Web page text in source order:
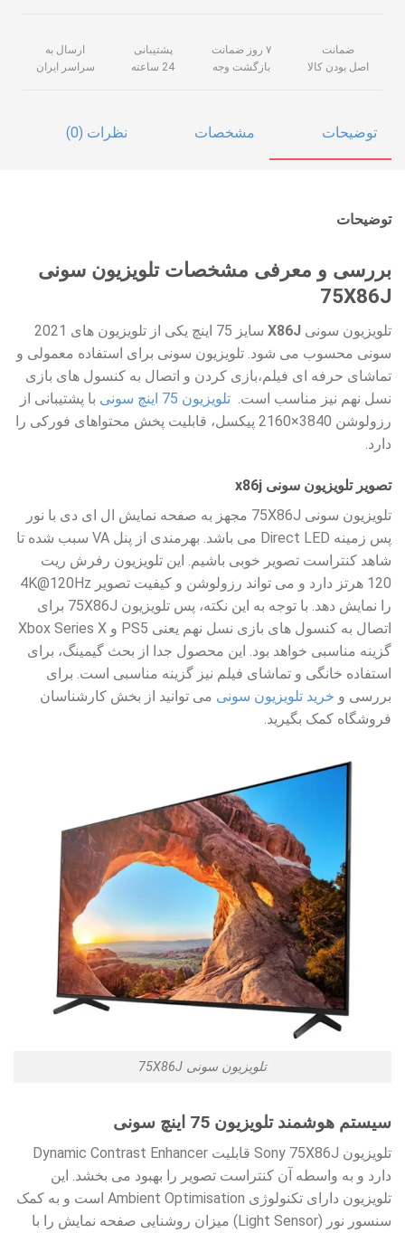
ضمانت
اصل بودن کالا
۷ روز ضمانت
بازگشت وجه
پشتیبانی
24 ساعته
ارسال به
سراسر ایران
توضیحات مشخصات نظرات (0)
توضیحات
بررسی و معرفی مشخصات تلویزیون سونی
75X86J
تلویزیون سونی X86J
سایز 75 اینچ یکی از تلویزیون های 2021
سونی محسوب می شود. تلویزیون سونی برای استفاده معمولی و
تماشای حرفه ای فیلم،بازی کردن و اتصال به کنسول های بازی
نسل نهم نیز مناسب است. تلویزیون 75 اینچ سونی
با پشتیبانی از
رزولوشن 3840×2160 پیکسل، قابلیت پخش محتواهای فورکی را
دارد.
تصویر تلویزیون سونی x86j
تلویزیون سونی 75X86J مجهز به صفحه نمایش ال ای دی با نور
پس زمینه Direct LED می باشد. بهرمندی از پنل VA سبب شده تا
شاهد کنتراست تصویر خوبی باشیم. این تلویزیون رفرش ریت
120 هرتز دارد و می تواند رزولوشن و کیفیت تصویر 4K@120Hz
را نمایش دهد. با توجه به این نکته، پس تلویزیون 75X86J برای
اتصال به کنسول های بازی نسل نهم یعنی PS5 و Xbox Series X
گزینه مناسبی خواهد بود. این محصول جدا از بحث گیمینگ، برای
استفاده خانگی و تماشای فیلم نیز گزینه مناسبی است. برای
بررسی و خرید تلویزیون سونی می توانید از بخش کارشناسان
فروشگاه کمک بگیرید.
تلویزیون سونی 75X86J
سیستم هوشمند تلویزیون 75 اینچ سونی
تلویزیون Sony 75X86J قابلیت Dynamic Contrast Enhancer
دارد و به واسطه آن کنتراست تصویر را بهبود می بخشد. این
تلویزیون دارای تکنولوژی Ambient Optimisation است و به کمک
سنسور نور (Light Sensor) میزان روشنایی صفحه نمایش را با